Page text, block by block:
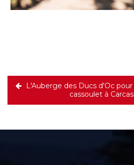
L'Auberge des Ducs d'Oc
cassoulet à